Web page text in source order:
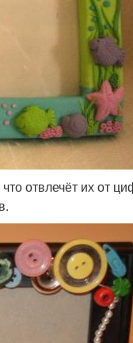
отвлечёт их от